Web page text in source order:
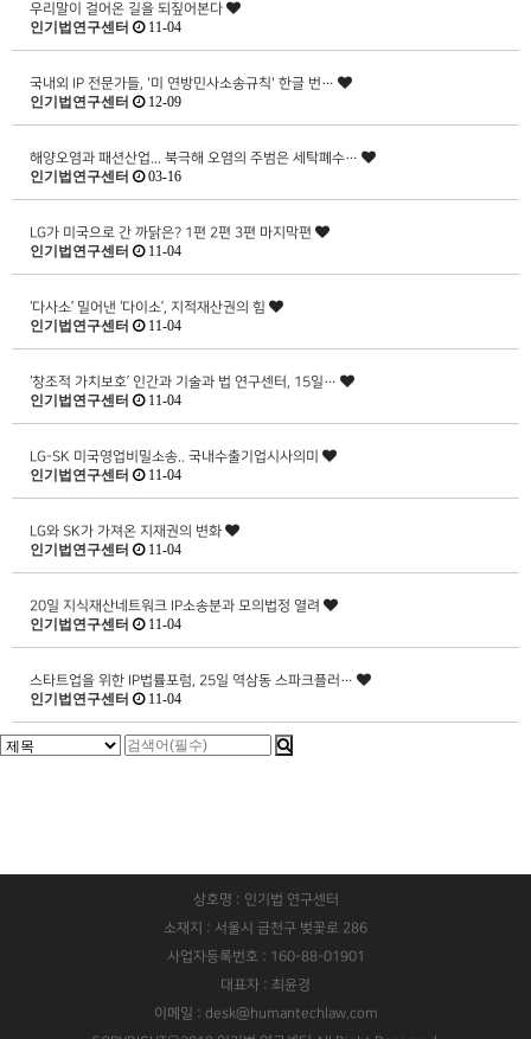
우리말이 걸어온 길을 되짚어본다
인기법연구센터 11-04
국내외 IP 전문가들, '미 연방민사소송규칙' 한글 번…
인기법연구센터 12-09
해양오염과 패션산업... 북극해 오염의 주범은 세탁폐수…
인기법연구센터 03-16
LG가 미국으로 간 까닭은? 1편 2편 3편 마지막편
인기법연구센터 11-04
‘다사소’ 밀어낸 ‘다이소’, 지적재산권의 힘
인기법연구센터 11-04
‘창조적 가치보호’ 인간과 기술과 법 연구센터, 15일…
인기법연구센터 11-04
LG-SK 미국영업비밀소송.. 국내수출기업시사의미
인기법연구센터 11-04
LG와 SK가 가져온 지재권의 변화
인기법연구센터 11-04
20일 지식재산네트워크 IP소송분과 모의법정 열려
인기법연구센터 11-04
스타트업을 위한 IP법률포럼, 25일 역삼동 스파크플러…
인기법연구센터 11-04
상호명 : 인기법 연구센터
소재지 : 서울시 금천구 벚꽃로 286
사업자등록번호 : 160-88-01901
대표자 : 최윤경
이메일 : desk@humantechlaw.com